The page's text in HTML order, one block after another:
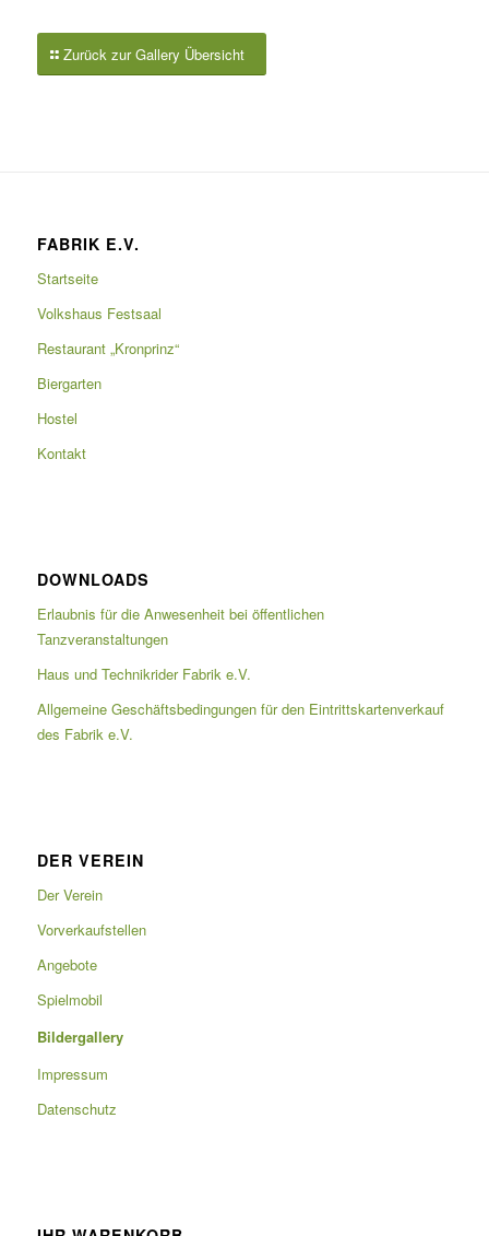
Zurück zur Gallery Übersicht
FABRIK E.V.
Startseite
Volkshaus Festsaal
Restaurant „Kronprinz“
Biergarten
Hostel
Kontakt
DOWNLOADS
Erlaubnis für die Anwesenheit bei öffentlichen
Tanzveranstaltungen
Haus und Technikrider Fabrik e.V.
Allgemeine Geschäftsbedingungen für den Eintrittskartenverkauf
des Fabrik e.V.
DER VEREIN
Der Verein
Vorverkaufstellen
Angebote
Spielmobil
Bildergallery
Impressum
Datenschutz